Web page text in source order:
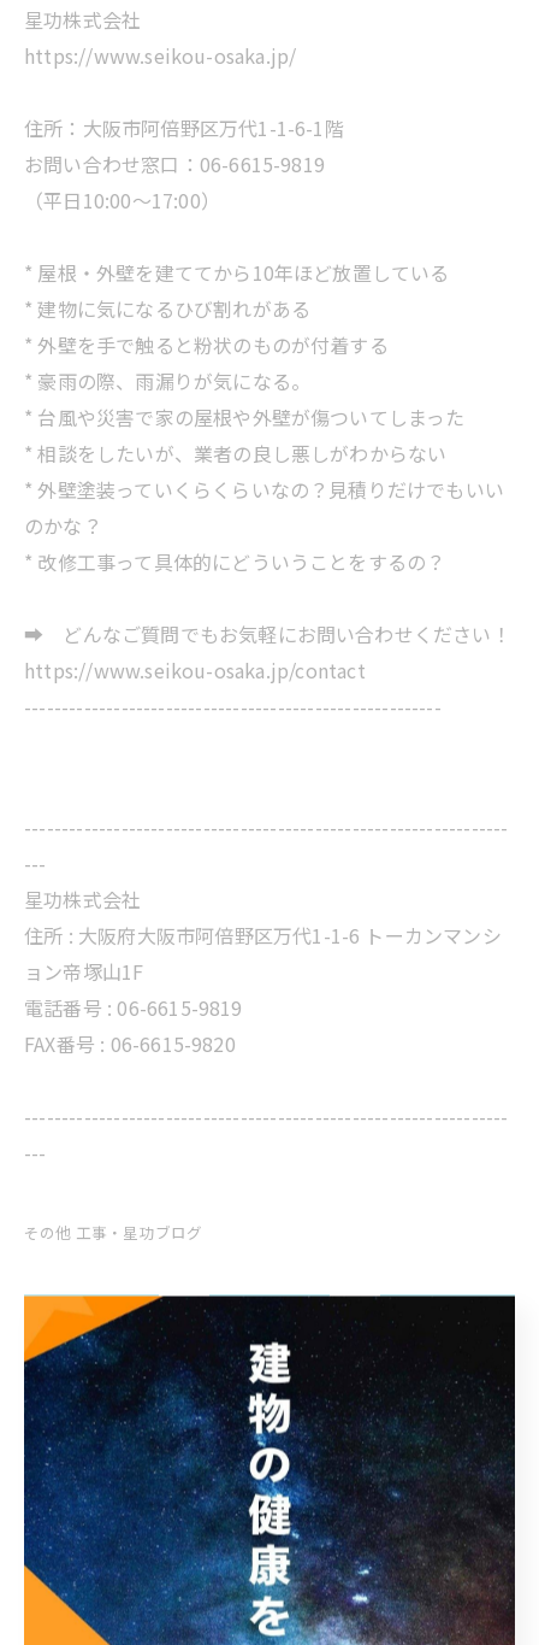
星功株式会社
https://www.seikou-osaka.jp/
住所：大阪市阿倍野区万代1-1-6-1階
お問い合わせ窓口：06-6615-9819
（平日10:00～17:00）
* 屋根・外壁を建ててから10年ほど放置している
* 建物に気になるひび割れがある
* 外壁を手で触ると粉状のものが付着する
* 豪雨の際、雨漏りが気になる。
* 台風や災害で家の屋根や外壁が傷ついてしまった
* 相談をしたいが、業者の良し悪しがわからない
* 外壁塗装っていくらくらいなの？見積りだけでもいい
のかな？
* 改修工事って具体的にどういうことをするの？
➡ どんなご質問でもお気軽にお問い合わせください！
https://www.seikou-osaka.jp/contact
--------------------------------------------------------
-----------------------------------------------------------------
---
星功株式会社
住所 : 大阪府大阪市阿倍野区万代1-1-6 トーカンマンシ
ョン帝塚山1F
電話番号 : 06-6615-9819
FAX番号 : 06-6615-9820
-----------------------------------------------------------------
---
その他 工事・星功ブログ
< 前のページ 一覧に戻る 次のページ >
カテゴリー Categories
全てのカテゴリー
塗装
止水
防水